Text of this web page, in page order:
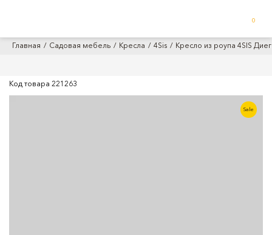
0
Главная Садовая мебель Кресла 4Sis Кресло из роупа 4SIS
Код товара 221263
Sale